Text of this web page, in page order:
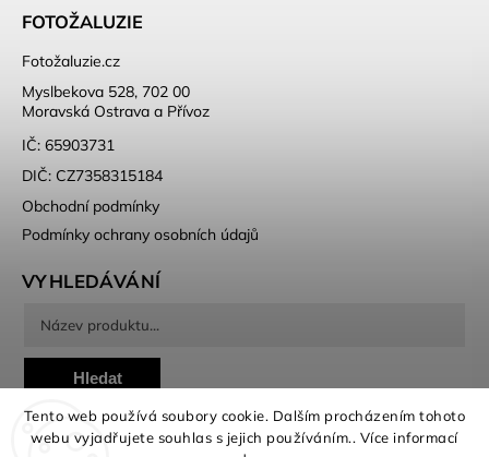
Tento web používá soubory cookie. Dalším procházením tohoto
webu vyjadřujete souhlas s jejich používáním.. Více informací
FOTOŽALUZIE
Fotožaluzie.cz
Myslbekova 528, 702 00
Moravská Ostrava a Přívoz
IČ: 65903731
DIČ: CZ7358315184
Obchodní podmínky
Podmínky ochrany osobních údajů
VYHLEDÁVÁNÍ
Hledat